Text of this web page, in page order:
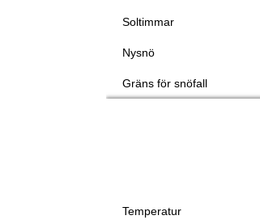
Soltimmar
Nysnö
Gräns för snöfall
Temperatur